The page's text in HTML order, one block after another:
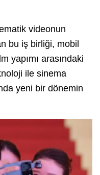
videonun
bu iş birliği, mobil
yapımı arasındaki
ile sinema
yeni bir dönemin